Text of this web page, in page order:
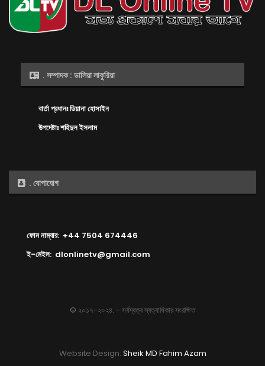
. সম্পাদক : ডালিয়া লাকুরিয়া
বার্তা প্রধানঃ ডিয়ানা হোসাইন
উপদেষ্টাঃ শহিদুল ইসলাম
. যোগাযোগ
ফোন নাম্বার: +44 7504 674446
ই-মেইল: dlonlinetv@gmail.com
© ২০১৭-২০২৪. - সর্বস্বত্ব স্বত্বাধিকার সংরক্ষিত
Website Design: Sheik MD Fahim Azam